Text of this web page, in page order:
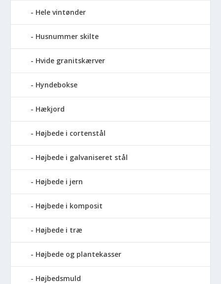
Hele vintønder
Husnummer skilte
Hvide granitskærver
Hyndebokse
Hækjord
Højbede i cortenstål
Højbede i galvaniseret stål
Højbede i jern
Højbede i komposit
Højbede i træ
Højbede og plantekasser
Højbedsmuld